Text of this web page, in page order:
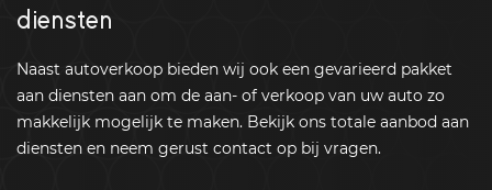
diensten
Naast autoverkoop bieden wij ook een gevarieerd pakket
aan diensten aan om de aan- of verkoop van uw auto zo
makkelijk mogelijk te maken. Bekijk ons totale aanbod aan
diensten en neem gerust contact op bij vragen.